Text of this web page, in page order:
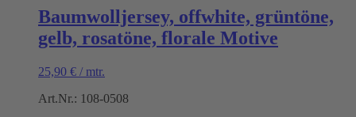
Baumwolljersey, offwhite, grüntöne,
gelb, rosatöne, florale Motive
25,90 € / mtr.
Art.Nr.: 108-0508